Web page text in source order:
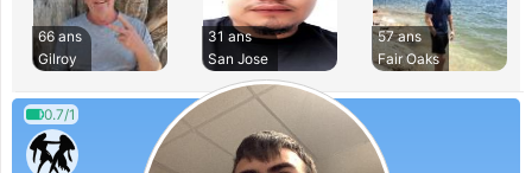
66 ans
Gilroy
31 ans
San Jose
57 ans
Fair Oaks
0.7/1